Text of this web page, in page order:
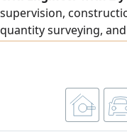
supervision,
quantity surveying,
in Riyadh. Based in